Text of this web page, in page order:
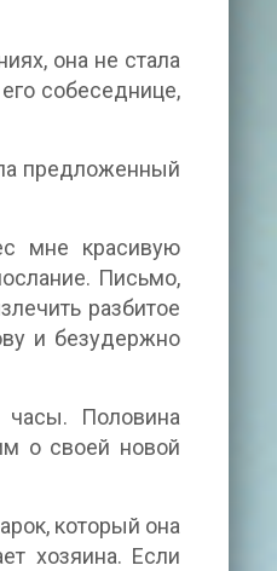
она не стала
собеседнице,
предложенный
мне красивую
Письмо,
разбитое
и безудержно
часы. Половина
о своей новой
который она
хозяина. Если